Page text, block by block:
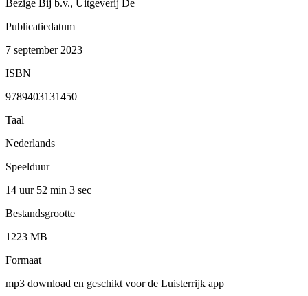
Bezige Bij b.v., Uitgeverij De
Publicatiedatum
7 september 2023
ISBN
9789403131450
Taal
Nederlands
Speelduur
14 uur 52 min 3 sec
Bestandsgrootte
1223 MB
Formaat
mp3 download en geschikt voor de Luisterrijk app